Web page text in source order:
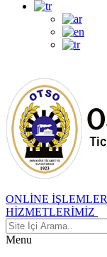
ONLİNE İŞLEMLER
HİZMETLERİMİZ
Menu